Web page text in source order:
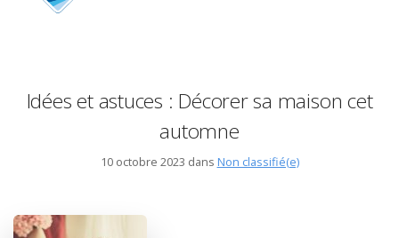
Idées et astuces : Décorer sa maison cet
automne
10 octobre 2023 dans Non classifié(e)